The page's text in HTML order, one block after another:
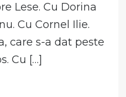
Lese. Cu Dorina
Cu Cornel Ilie.
care s-a dat peste
Cu […]